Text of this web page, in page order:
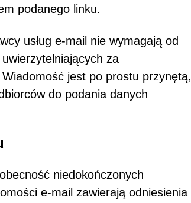
podanego linku.
usług e-mail nie wymagają od
za
jest po prostu przynętą,
do podania danych
niedokończonych
e-mail zawierają odniesienia